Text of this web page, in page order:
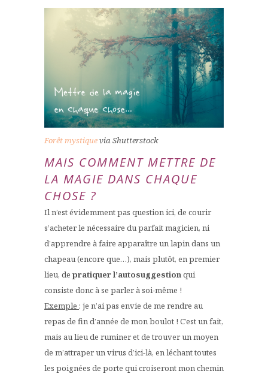
Forêt mystiquevia Shutterstock
MAIS COMMENT METTRE DE
LA MAGIE DANS CHAQUE
CHOSE ?
Il n’est évidemment pas question ici, de courir
s’acheter le nécessaire du parfait magicien, ni
d’apprendre à faire apparaître un lapin dans un
chapeau (encore que…), mais plutôt, en premier
lieu, de pratiquer l’autosuggestionqui
consiste donc à se parler à soi-même !
Exemple : je n’ai pas envie de me rendre au
repas de fin d’année de mon boulot ! C’est un fait,
mais au lieu de ruminer et de trouver un moyen
de m’attraper un virus d’ici-là, en léchant toutes
les poignées de porte qui croiseront mon chemin